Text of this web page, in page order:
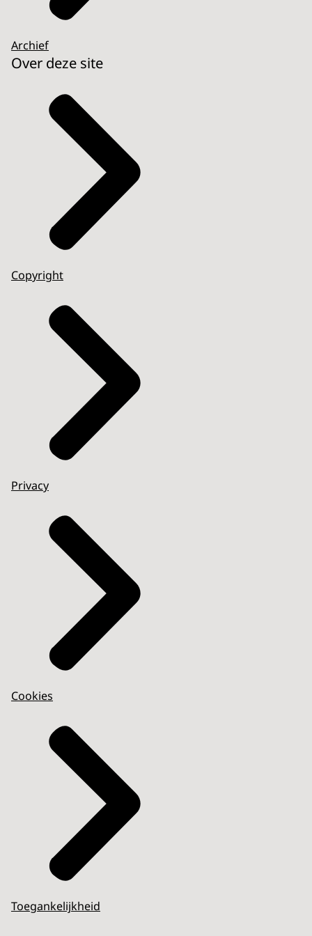
Archief
Over deze site
Copyright
Privacy
Cookies
Toegankelijkheid